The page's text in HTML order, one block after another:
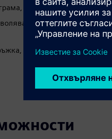
съобразен с всяка
проверка на NC
поддържайки